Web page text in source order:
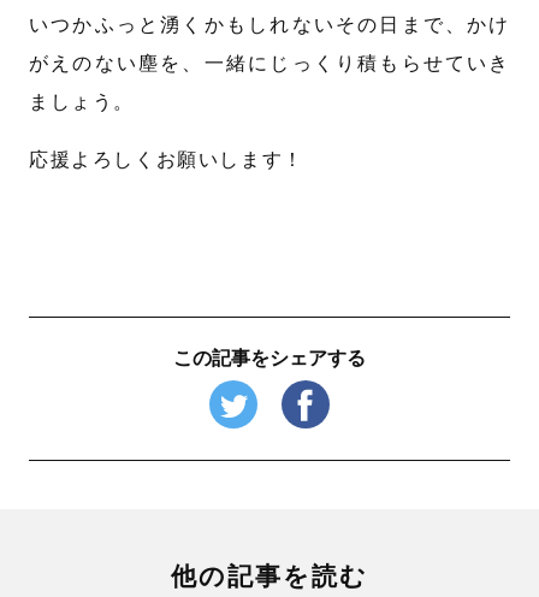
いつかふっと湧くかもしれないその日まで、かけ
がえのない塵を、一緒にじっくり積もらせていき
ましょう。
応援よろしくお願いします！
この記事をシェアする
他の記事を読む